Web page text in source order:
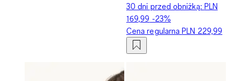
30 dni przed obniżką: PLN
169,99 -23%
Cena regularnaPLN 229,99